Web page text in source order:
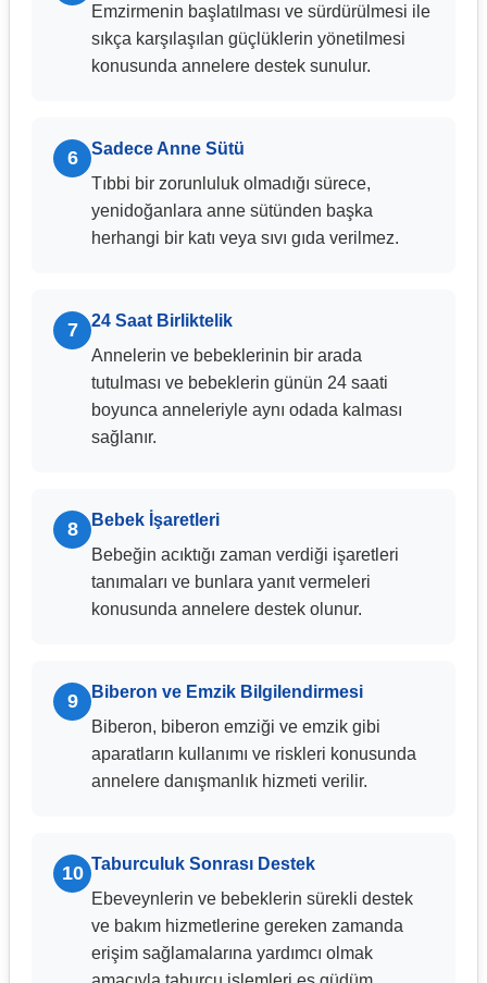
Emzirmenin başlatılması ve sürdürülmesi ile
sıkça karşılaşılan güçlüklerin yönetilmesi
konusunda annelere destek sunulur.
6
Sadece Anne Sütü
Tıbbi bir zorunluluk olmadığı sürece,
yenidoğanlara anne sütünden başka
herhangi bir katı veya sıvı gıda verilmez.
7
24 Saat Birliktelik
Annelerin ve bebeklerinin bir arada
tutulması ve bebeklerin günün 24 saati
boyunca anneleriyle aynı odada kalması
sağlanır.
8
Bebek İşaretleri
Bebeğin acıktığı zaman verdiği işaretleri
tanımaları ve bunlara yanıt vermeleri
konusunda annelere destek olunur.
9
Biberon ve Emzik Bilgilendirmesi
Biberon, biberon emziği ve emzik gibi
aparatların kullanımı ve riskleri konusunda
annelere danışmanlık hizmeti verilir.
10 Taburculuk Sonrası Destek
Ebeveynlerin ve bebeklerin sürekli destek
ve bakım hizmetlerine gereken zamanda
erişim sağlamalarına yardımcı olmak